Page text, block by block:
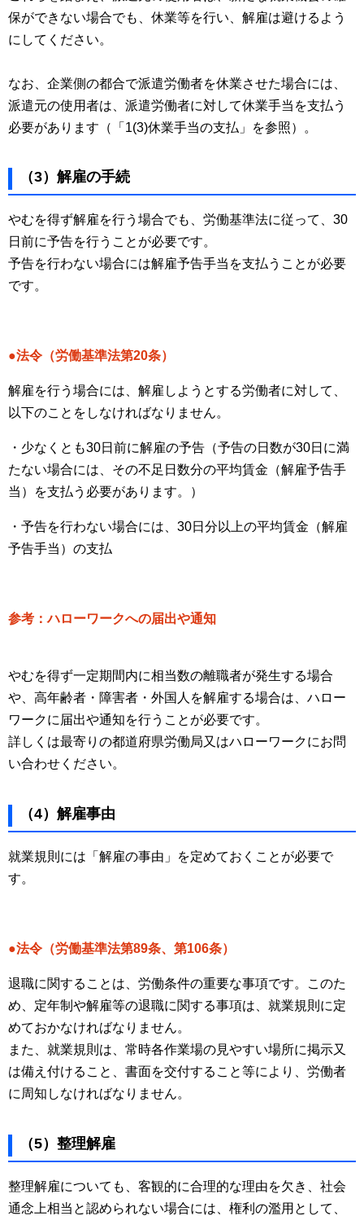
保ができない場合でも、休業等を行い、解雇は避けるよう
にしてください。
なお、企業側の都合で派遣労働者を休業させた場合には、
派遣元の使用者は、派遣労働者に対して休業手当を支払う
必要があります（「1(3)休業手当の支払」を参照）。
（3）解雇の手続
やむを得ず解雇を行う場合でも、労働基準法に従って、30
日前に予告を行うことが必要です。
予告を行わない場合には解雇予告手当を支払うことが必要
です。
●法令（労働基準法第20条）
解雇を行う場合には、解雇しようとする労働者に対して、
以下のことをしなければなりません。
・少なくとも30日前に解雇の予告（予告の日数が30日に満
たない場合には、その不足日数分の平均賃金（解雇予告手
当）を支払う必要があります。）
・予告を行わない場合には、30日分以上の平均賃金（解雇
予告手当）の支払
参考：ハローワークへの届出や通知
やむを得ず一定期間内に相当数の離職者が発生する場合
や、高年齢者・障害者・外国人を解雇する場合は、ハロー
ワークに届出や通知を行うことが必要です。
詳しくは最寄りの都道府県労働局又はハローワークにお問
い合わせください。
（4）解雇事由
就業規則には「解雇の事由」を定めておくことが必要で
す。
●法令（労働基準法第89条、第106条）
退職に関することは、労働条件の重要な事項です。このた
め、定年制や解雇等の退職に関する事項は、就業規則に定
めておかなければなりません。
また、就業規則は、常時各作業場の見やすい場所に掲示又
は備え付けること、書面を交付すること等により、労働者
に周知しなければなりません。
（5）整理解雇
整理解雇についても、客観的に合理的な理由を欠き、社会
通念上相当と認められない場合には、権利の濫用として、